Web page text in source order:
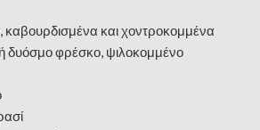
και χοντροκομμένα
δυόσμο φρέσκο, ψιλοκομμένο